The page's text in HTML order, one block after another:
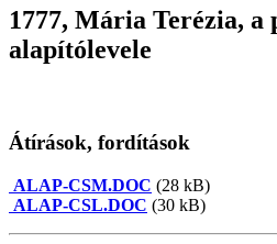
1777, Mária Terézia, a
alapítólevele
Átírások, fordítások
ALAP-CSM.DOC (28 kB)
ALAP-CSL.DOC (30 kB)